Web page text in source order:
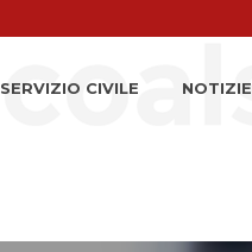
SERVIZIO CIVILE NOTIZIE